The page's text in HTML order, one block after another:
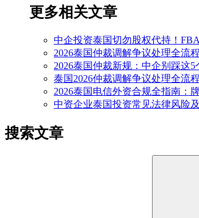
更多相关文章
中企投资泰国切勿股权代持！
2026泰国仲裁调解争议处理全流
2026泰国仲裁新规：中企别踩这5
泰国2026仲裁调解争议处理全流
2026泰国电信外资合规全指南：
中资企业泰国投资常见法律风险
搜索文章